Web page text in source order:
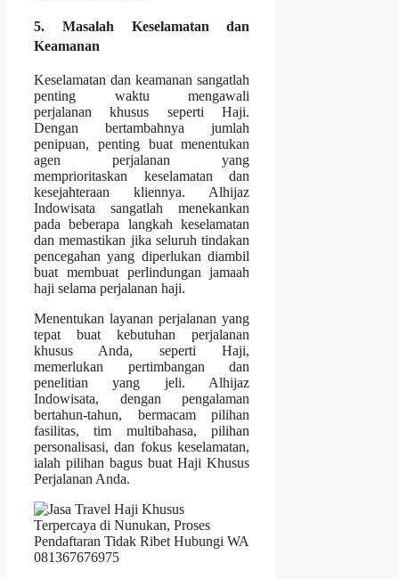
5. Masalah Keselamatan dan
Keamanan
Keselamatan dan keamanan sangatlah
penting waktu mengawali
perjalanan khusus seperti Haji.
Dengan bertambahnya jumlah
penipuan, penting buat menentukan
agen perjalanan yang
memprioritaskan keselamatan dan
kesejahteraan kliennya. Alhijaz
Indowisata sangatlah menekankan
pada beberapa langkah keselamatan
dan memastikan jika seluruh tindakan
pencegahan yang diperlukan diambil
buat membuat perlindungan jamaah
haji selama perjalanan haji.
Menentukan layanan perjalanan yang
tepat buat kebutuhan perjalanan
khusus Anda, seperti Haji,
memerlukan pertimbangan dan
penelitian yang jeli. Alhijaz
Indowisata, dengan pengalaman
bertahun-tahun, bermacam pilihan
fasilitas, tim multibahasa, pilihan
personalisasi, dan fokus keselamatan,
ialah pilihan bagus buat Haji Khusus
Perjalanan Anda.